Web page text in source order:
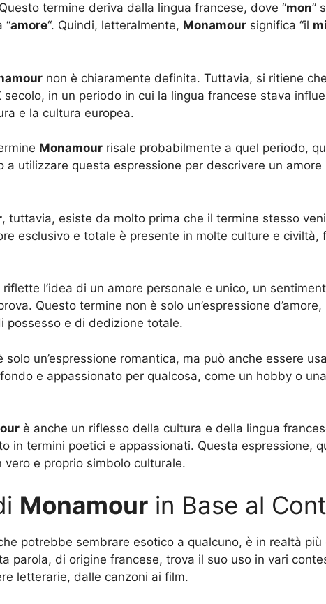
Questo termine deriva dalla lingua francese, dove “mon”
“amore“. Quindi, letteralmente, Monamour significa “il
non è chiaramente definita. Tuttavia, si ritiene
secolo, in un periodo in cui la lingua francese stava
e la cultura europea.
Monamour risale probabilmente a quel periodo,
a utilizzare questa espressione per descrivere un
, tuttavia, esiste da molto prima che il termine stesso
esclusivo e totale è presente in molte culture e civiltà,
riflette l’idea di un amore personale e unico, un
Questo termine non è solo un’espressione d’amore,
possesso e di dedizione totale.
solo un’espressione romantica, ma può anche essere
e appassionato per qualcosa, come un hobby o una
è anche un riflesso della cultura e della lingua
in termini poetici e appassionati. Questa espressione,
vero e proprio simbolo culturale.
Monamour in Base al
potrebbe sembrare esotico a qualcuno, è in realtà più
parola, di origine francese, trova il suo uso in vari
letterarie, dalle canzoni ai film.